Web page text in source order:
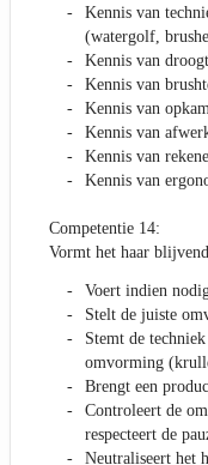
Kennis van
(watergolf,
Kennis van
Kennis van
Kennis van
Kennis van
Kennis van
Kennis van
Competentie 14:
Vormt het haar
Voert indien
Stelt de juiste
Stemt de
omvorming
Brengt een
Controleert de
respecteert de
Neutraliseert het